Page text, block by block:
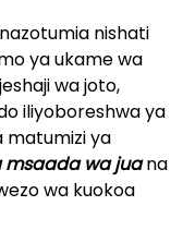
nishati
ya ukame wa
wa joto,
iliyoboreshwa ya
matumizi ya
msaada wa juana
wa kuokoa